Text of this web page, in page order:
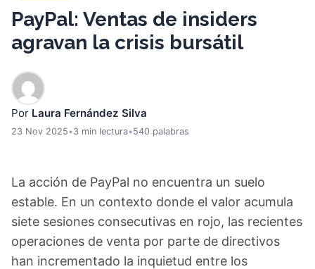
PayPal: Ventas de insiders
agravan la crisis bursátil
Por Laura Fernández Silva
23 Nov 2025•3 min lectura•540 palabras
La acción de PayPal no encuentra un suelo
estable. En un contexto donde el valor acumula
siete sesiones consecutivas en rojo, las recientes
operaciones de venta por parte de directivos
han incrementado la inquietud entre los